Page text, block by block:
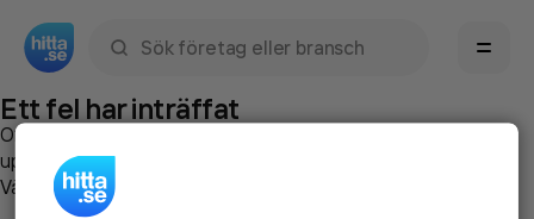
Ett fel har inträffat
Om du vill kan du
uppstod så att vi lättare och snabbare kan avhjälpa det.
Vänligen försök med följande: